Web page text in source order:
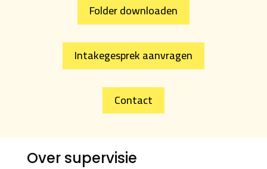
Folder downloaden
Intakegesprek aanvragen
Contact
Over supervisie